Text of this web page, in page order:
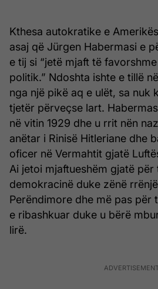
Kthesa autokratike e
asaj që Jürgen Habermasi e
e tij si “jetë mjaft të
politik.” Ndoshta ishte e tillë
nga një pikë aq e ulët, sa nuk
tjetër përveçse lart.
në vitin 1929 dhe u rrit nën
anëtar i Rinisë Hitleriane dhe
oficer në Vermahtit gjatë
Ai jetoi mjaftueshëm gjatë për
demokracinë duke zënë
Perëndimore dhe më pas për
e ribashkuar duke u bërë
lirë.